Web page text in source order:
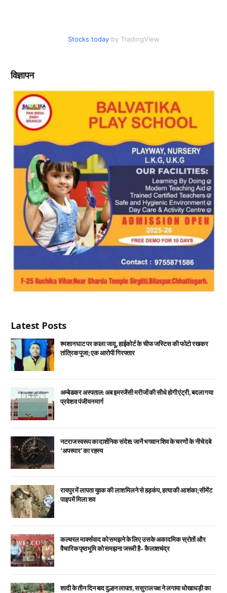
Stocks today by TradingView
विज्ञापन
Latest Posts
श्मशान घाट पर काला जादू, हाईकोर्ट के चीफ जस्टिस की फोटो रखकर
तांत्रिक पूजा; एक आरोपी गिरफ्तार
अम्बेडकर अस्पताल: अब इमरजेंसी मरीजों की सीधे होगी एंट्री, बदला गया
प्रवेश व पंजीयन मार्ग
नटराज स्वरूप का दार्शनिक संदेश: जानें भगवान शिव के चरणों के नीचे दबे
‘अपस्मार’ का रहस्य
रायपुर में लापता युवक की लाश मिलने से हड़कंप, हत्या की आशंका; सीमेंट
पाइप में मिला शव
कल्चरल मार्क्सवाद को समझने के लिए उसके अकादमिक स्रोतों और
वैचारिक पृष्ठभूमि को समझना जरूरी है- कैलाशचंद्र
शादी के तीन दिन बाद दुल्हन लापता, ससुराल पक्ष ने लगाया धोखाधड़ी का